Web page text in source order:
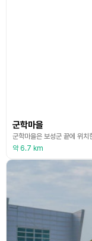
군학마을
약 6.7 km